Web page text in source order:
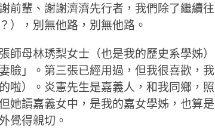
前輩、謝謝濟濟先行者，我們除了繼續往
），別無他路，別無他路。
母林琇梨女士（也是我的歷史系學姊）
臉」。第三張已經用過，但我很喜歡，我
啦）。炎憲先生是嘉義人，和我同鄉，照
她讀嘉義女中，是我的嘉女學姊，也算是
覺得親切。